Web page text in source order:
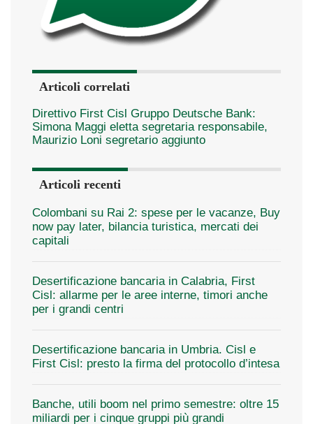
Articoli correlati
Direttivo First Cisl Gruppo Deutsche Bank:
Simona Maggi eletta segretaria responsabile,
Maurizio Loni segretario aggiunto
Articoli recenti
Colombani su Rai 2: spese per le vacanze, Buy
now pay later, bilancia turistica, mercati dei
capitali
Desertificazione bancaria in Calabria, First
Cisl: allarme per le aree interne, timori anche
per i grandi centri
Desertificazione bancaria in Umbria. Cisl e
First Cisl: presto la firma del protocollo d’intesa
Banche, utili boom nel primo semestre: oltre 15
miliardi per i cinque gruppi più grandi